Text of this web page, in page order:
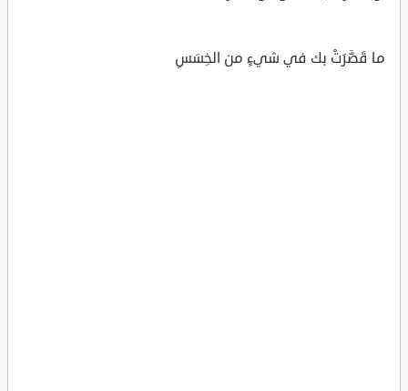
ما قَصَّرَتْ بك في شيءٍ من الخِسَسِ